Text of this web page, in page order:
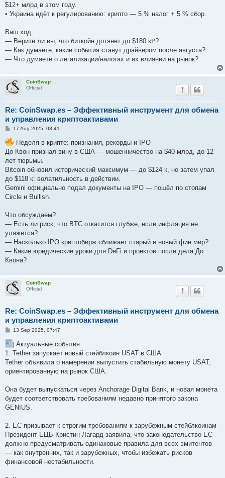
$12+ млрд в этом году.
• Украина идёт к регулированию: крипто — 5 % налог + 5 % сбор.
Ваш ход:
— Верите ли вы, что биткойн дотянет до $180 к₽?
— Как думаете, какие события станут драйвером после августа?
— Что думаете о легализации/налогах и их влиянии на рынок?
CoinSwap
Official
Re: CoinSwap.es – Эффективный инструмент для обмена
и управления криптоактивами
P
s
t
17 Aug 2025, 08:41
Неделя в крипте: признания, рекорды и IPO
До Квон признал вину в США — мошенничество на $40 млрд, до 12
лет тюрьмы.
Bitcoin обновил исторический максимум — до $124 к, но затем упал
до $118 к: волатильность в действии.
Gemini официально подал документы на IPO — пошёл по стопам
Circle и Bullish.
Что обсуждаем?
— Есть ли риск, что BTC откатится глубже, если инфляция не
уляжется?
— Насколько IPO криптобирж сближает старый и новый фин мир?
— Какие юридические уроки для DeFi и проектов после дела До
Квона?
CoinSwap
Official
Re: CoinSwap.es – Эффективный инструмент для обмена
и управления криптоактивами
P
s
t
13 Sep 2025, 07:47
Актуальные события
1. Tether запускает новый стейблкоин USAT в США
Tether объявила о намерении выпустить стабильную монету USAT,
ориентированную на рынок США.
Она будет выпускаться через Anchorage Digital Bank, и новая монета
будет соответствовать требованиям недавно принятого закона
GENIUS.
2. ЕС призывает к строгим требованиям к зарубежным стейблкоинам
Президент ЕЦБ Кристин Лагард заявила, что законодательство ЕС
должно предусматривать одинаковые правила для всех эмитентов
— как внутренних, так и зарубежных, чтобы избежать рисков
финансовой нестабильности.